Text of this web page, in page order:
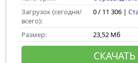
Загрузок (сегодня/
всего):
0 / 11 306 |
Размер: 23,52 Мб
СКАЧАТЬ